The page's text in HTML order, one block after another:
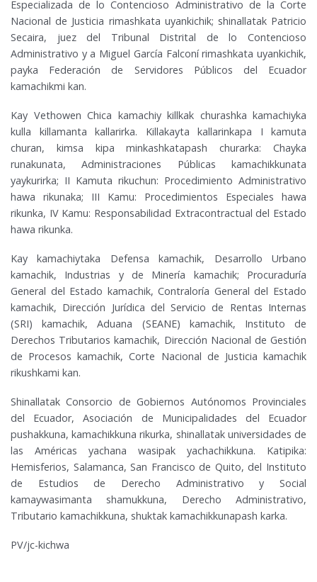
Especializada de lo Contencioso Administrativo de la Corte
Nacional de Justicia rimashkata uyankichik; shinallatak Patricio
Secaira, juez del Tribunal Distrital de lo Contencioso
Administrativo y a Miguel García Falconí rimashkata uyankichik,
payka Federación de Servidores Públicos del Ecuador
kamachikmi kan.
Kay Vethowen Chica kamachiy killkak churashka kamachiyka
kulla killamanta kallarirka. Killakayta kallarinkapa I kamuta
churan, kimsa kipa minkashkatapash churarka: Chayka
runakunata, Administraciones Públicas kamachikkunata
yaykurirka; II Kamuta rikuchun: Procedimiento Administrativo
hawa rikunaka; III Kamu: Procedimientos Especiales hawa
rikunka, IV Kamu: Responsabilidad Extracontractual del Estado
hawa rikunka.
Kay kamachiytaka Defensa kamachik, Desarrollo Urbano
kamachik, Industrias y de Minería kamachik; Procuraduría
General del Estado kamachik, Contraloría General del Estado
kamachik, Dirección Jurídica del Servicio de Rentas Internas
(SRI) kamachik, Aduana (SEANE) kamachik, Instituto de
Derechos Tributarios kamachik, Dirección Nacional de Gestión
de Procesos kamachik, Corte Nacional de Justicia kamachik
rikushkami kan.
Shinallatak Consorcio de Gobiernos Autónomos Provinciales
del Ecuador, Asociación de Municipalidades del Ecuador
pushakkuna, kamachikkuna rikurka, shinallatak universidades de
las Américas yachana wasipak yachachikkuna. Katipika:
Hemisferios, Salamanca, San Francisco de Quito, del Instituto
de Estudios de Derecho Administrativo y Social
kamaywasimanta shamukkuna, Derecho Administrativo,
Tributario kamachikkuna, shuktak kamachikkunapash karka.
PV/jc-kichwa